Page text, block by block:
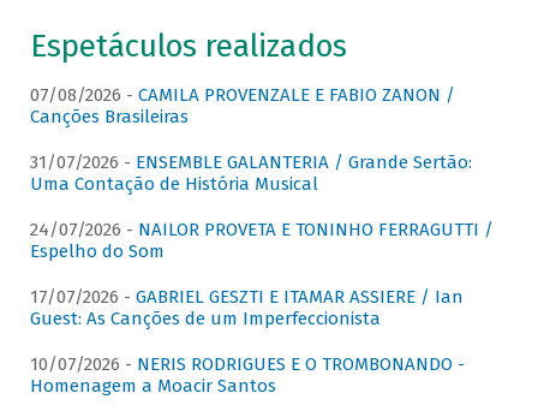
Espetáculos realizados
07/08/2026 - CAMILA PROVENZALE E FABIO ZANON /
Canções Brasileiras
31/07/2026 - ENSEMBLE GALANTERIA / Grande Sertão:
Uma Contação de História Musical
24/07/2026 - NAILOR PROVETA E TONINHO FERRAGUTTI /
Espelho do Som
17/07/2026 - GABRIEL GESZTI E ITAMAR ASSIERE / Ian
Guest: As Canções de um Imperfeccionista
10/07/2026 - NERIS RODRIGUES E O TROMBONANDO -
Homenagem a Moacir Santos